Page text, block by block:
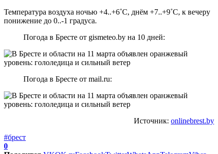
Температура воздуха ночью +4..+6˚С, днём +7..+9˚С, к вечеру
понижение до 0..-1 градуса.
Погода в Бресте от gismeteo.by на 10 дней:
Погода в Бресте от mail.ru:
Источник: onlinebrest.by
#брест
0